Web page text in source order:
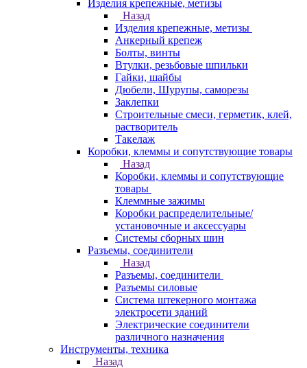
Изделия крепежные, метизы
Назад
Изделия крепежные, метизы
Анкерный крепеж
Болты, винты
Втулки, резьбовые шпильки
Гайки, шайбы
Дюбели, Шурупы, саморезы
Заклепки
Строительные смеси, герметик, клей,
растворитель
Такелаж
Коробки, клеммы и сопутствующие товары
Назад
Коробки, клеммы и сопутствующие
товары
Клеммные зажимы
Коробки распределительные/
установочные и аксессуары
Системы сборных шин
Разъемы, соединители
Назад
Разъемы, соединители
Разъемы силовые
Система штекерного монтажа
электросети зданий
Электрические соединители
различного назначения
Инструменты, техника
Назад